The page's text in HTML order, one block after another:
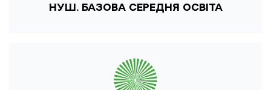
НУШ. БАЗОВА СЕРЕДНЯ ОСВІТА